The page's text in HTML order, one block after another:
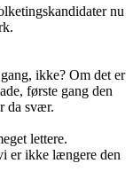
nu
ikke? Om det er
første gang den
da svær.
lettere.
er ikke længere den